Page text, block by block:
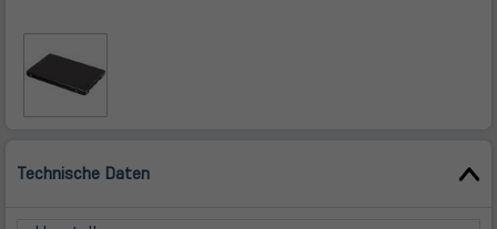
Technische Daten